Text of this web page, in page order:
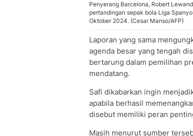
Penyerang Barcelona, Robert
pertandingan sepak bola Liga
Oktober 2024. (Cesar Manso/AFP)
Laporan yang sama
agenda besar yang tengah
bertarung dalam pemilihan
mendatang.
Safi dikabarkan ingin
apabila berhasil
disebut memiliki peran
Masih menurut sumber